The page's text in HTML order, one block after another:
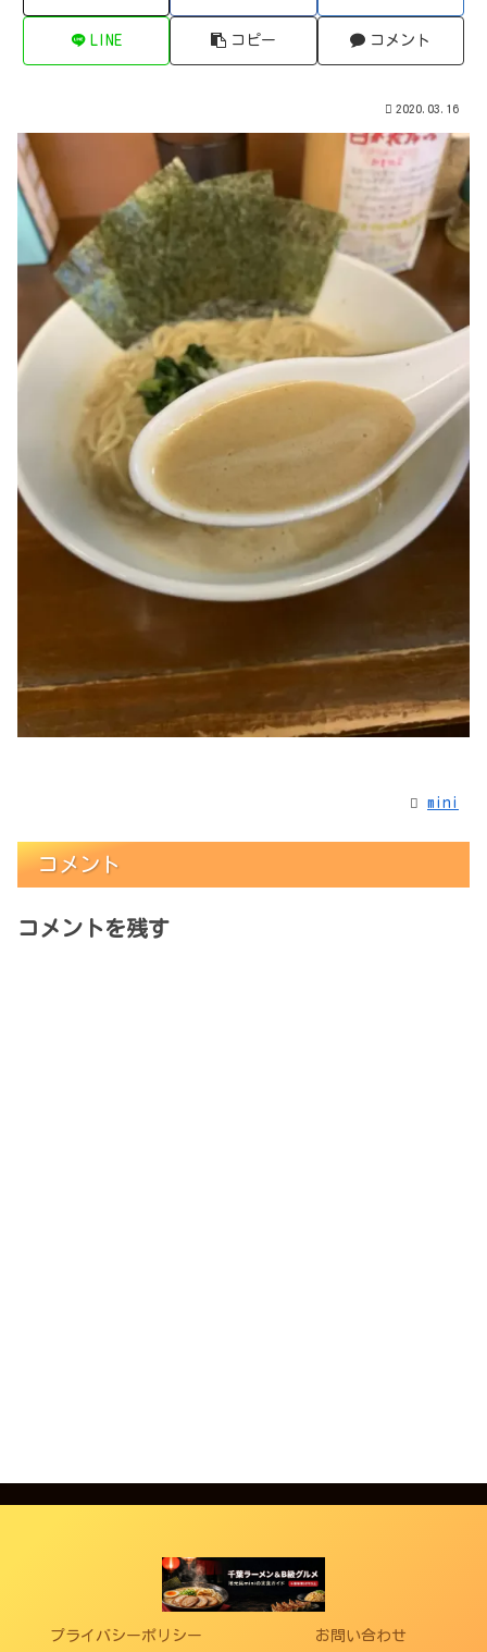
LINE コピー コメント
2020.03.16
mini
コメント
コメントを残す
プライバシーポリシー お問い合わせ